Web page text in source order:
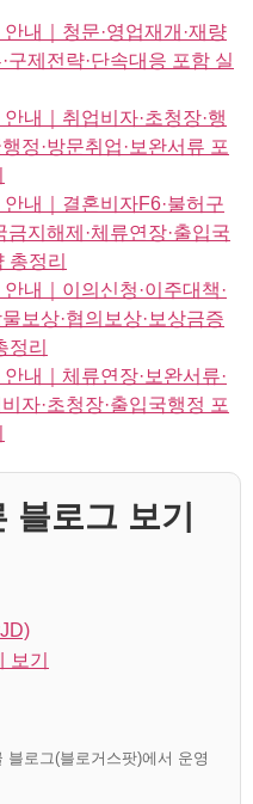
내｜청문·영업재개·재량
구제전략·단속대응 포함 실
내｜취업비자·초청장·행
정·방문취업·보완서류 포
내｜결혼비자F6·불허구
금지해제·체류연장·출입국
총정리
내｜이의신청·이주대책·
보상·협의보상·보상금증
정리
내｜체류연장·보완서류·
자·초청장·출입국행정 포
블로그 보기
보기
로그(블로거스팟)에서 운영